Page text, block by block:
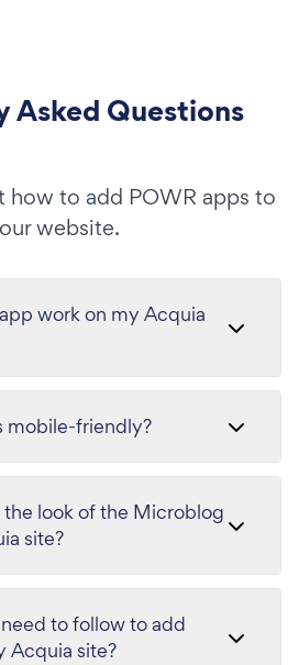
Asked Questions
how to add POWR apps to
website.
work on my Acquia
mobile-friendly?
the look of the Microblog
site?
to follow to add
Acquia site?